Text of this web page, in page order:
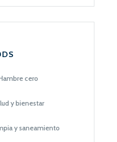
cero
y bienestar
y saneamiento